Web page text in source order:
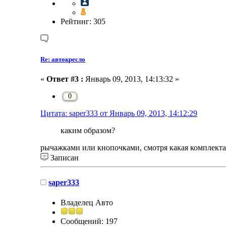
Рейтинг: 305
Re: автокресло
«Ответ #3 : Январь 09, 2013, 14:13:32 »
0
Цитата: saper333 от Январь 09, 2013, 14:12:29
каким образом?
рычажками или кнопочками, смотря какая
Записан
saper333
Владелец Авто
Сообщений: 197